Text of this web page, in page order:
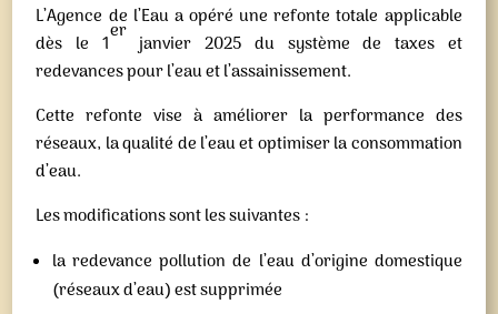
L’Agence de l’Eau a opéré une refonte totale applicable
dès le 1er janvier 2025 du système de taxes et
redevances pour l’eau et l’assainissement.
Cette refonte vise à améliorer la performance des
réseaux, la qualité de l’eau et optimiser la consommation
d’eau.
Les modifications sont les suivantes :
la redevance pollution de l’eau d’origine domestique
(réseaux d’eau) est supprimée